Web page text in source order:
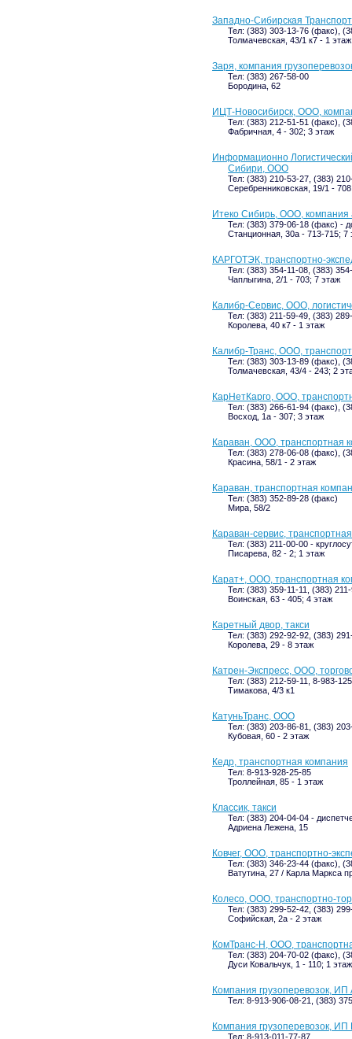
Западно-Сибирская
Тел: (383) 303-13-76 (факс),
Толмачевская, 43/1 к7 - 1 этаж
Заря, компания
Тел: (383) 267-58-00
Бородина, 62
ИЦТ-Новосибирск, ООО,
Тел: (383) 212-51-51 (факс),
Фабричная, 4 - 302; 3 этаж
Информационно
Сибири, ООО
Тел: (383) 210-53-27, (383)
Серебренниковская, 19/1 -
Итеко Сибирь, ООО, компания
Тел: (383) 379-06-18 (факс) -
Станционная, 30а - 713-715; 7
КАРГОТЭК, транспортно-
Тел: (383) 354-11-08, (383)
Чаплыгина, 2/1 - 703; 7 этаж
Калибр-Сервис, ООО,
Тел: (383) 211-59-49, (383)
Королева, 40 к7 - 1 этаж
Калибр-Транс, ООО,
Тел: (383) 303-13-89 (факс),
Толмачевская, 43/4 - 243; 2
КарНетКарго, ООО,
Тел: (383) 266-61-94 (факс),
Восход, 1а - 307; 3 этаж
Караван, ООО, транспортная
Тел: (383) 278-06-08 (факс),
Красина, 58/1 - 2 этаж
Караван, транспортная
Тел: (383) 352-89-28 (факс)
Мира, 58/2
Караван-сервис,
Тел: (383) 211-00-00 -
Писарева, 82 - 2; 1 этаж
Карат+, ООО, транспортная
Тел: (383) 359-11-11, (383)
Воинская, 63 - 405; 4 этаж
Каретный двор, такси
Тел: (383) 292-92-92, (383)
Королева, 29 - 8 этаж
Катрен-Экспресс, ООО,
Тел: (383) 212-59-11, 8-983-
Тимакова, 4/3 к1
КатуньТранс, ООО
Тел: (383) 203-86-81, (383)
Кубовая, 60 - 2 этаж
Кедр, транспортная компания
Тел: 8-913-928-25-85
Троллейная, 85 - 1 этаж
Классик, такси
Тел: (383) 204-04-04 -
Адриена Лежена, 15
Ковчег, ООО, транспортно-
Тел: (383) 346-23-44 (факс),
Ватутина, 27 / Карла Маркса
Колесо, ООО, транспортно-
Тел: (383) 299-52-42, (383)
Софийская, 2а - 2 этаж
КомТранс-Н, ООО,
Тел: (383) 204-70-02 (факс),
Дуси Ковальчук, 1 - 110; 1 этаж
Компания грузоперевозок,
Тел: 8-913-906-08-21, (383)
Компания грузоперевозок, ИП
Тел: 8-913-011-77-87